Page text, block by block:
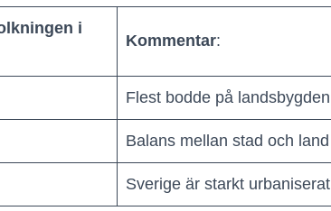
i
Kommentar:
Flest bodde på landsbygden
Balans mellan stad och land
Sverige är starkt urbaniserat